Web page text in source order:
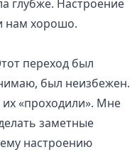
глубже. Настроение
нам хорошо.
переход был
был неизбежен.
«проходили». Мне
заметные
настроению